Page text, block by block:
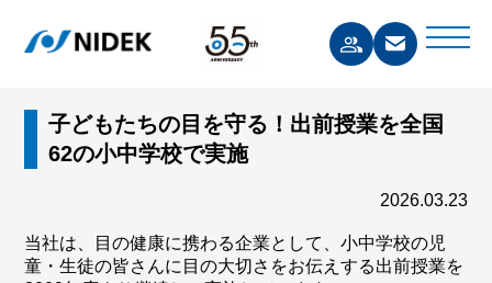
子どもたちの目を守る！出前授業を全国
62の小中学校で実施
2026.03.23
当社は、目の健康に携わる企業として、小中学校の児
童・生徒の皆さんに目の大切さをお伝えする出前授業を